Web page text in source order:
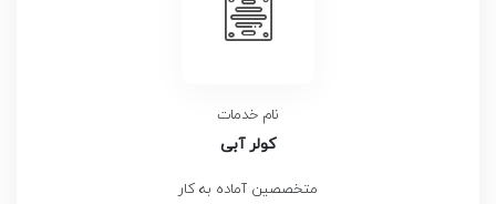
نام خدمات
کولر آبی
متخصصین آماده به کار